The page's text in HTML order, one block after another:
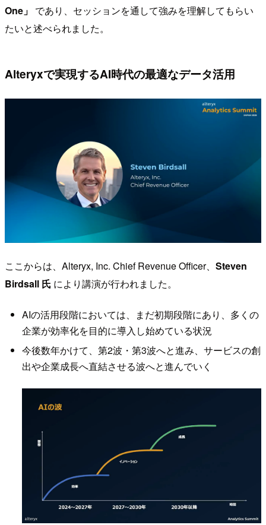
One」 であり、セッションを通して強みを理解してもらい
たいと述べられました。
Alteryxで実現するAI時代の最適なデータ活用
ここからは、Alteryx, Inc. Chief Revenue Officer、 Steven
Birdsall 氏 により講演が行われました。
AIの活用段階においては、まだ初期段階にあり、多くの
企業が効率化を目的に導入し始めている状況
今後数年かけて、第2波・第3波へと進み、サービスの創
出や企業成長へ直結させる波へと進んでいく